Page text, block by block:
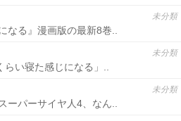
未分類
なる』漫画版の最新8巻..
未分類
らい寝た感じになる」..
未分類
ーパーサイヤ人4、なん..